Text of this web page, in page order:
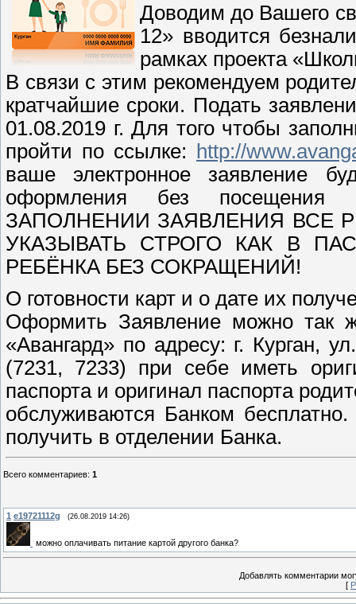
Доводим до Вашего
12» вводится
рамках проекта
В связи с этим рекомендуем
кратчайшие сроки. Подать
01.08.2019 г. Для того чтобы
пройти по ссылке:
http://
ваше электронное заявление
оформления без
ЗАПОЛНЕНИИ ЗАЯВЛЕНИЯ ВСЕ
УКАЗЫВАТЬ СТРОГО КАК В
РЕБЁНКА БЕЗ СОКРАЩЕНИЙ!
О готовности карт и о дате их
Оформить Заявление можно так
«Авангард» по адресу: г. Курган,
(7231, 7233) при себе иметь
паспорта и оригинал паспорта
обслуживаются Банком
получить в отделении Банка.
Всего комментариев: 1
1 e19721112g (26.08.2019 14:26)
можно оплачивать питание картой другого банка?
Добавлять комментарии
[